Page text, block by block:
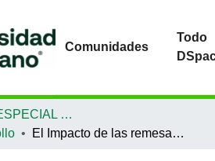
Comunidades
Todo
PROYECTO ESPECIAL DE GRADUACIÓN
El Impacto de las remesas en los hogares rurales de Honduras